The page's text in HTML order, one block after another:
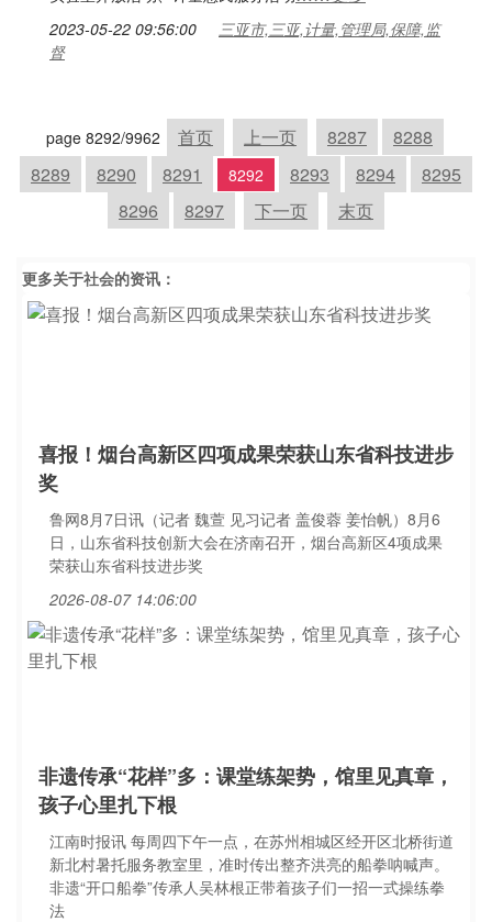
2023-05-22 09:56:00
三亚市,三亚,计量,管理局,保障,监
督
page 8292/9962 首页 上一页 8287
8288
8289
8290 8291 8292 8293 8294
8295
8296
8297 下一页 末页
更多关于社会的资讯：
喜报！烟台高新区四项成果荣获山东省科技进步
奖
鲁网8月7日讯（记者 魏萱 见习记者 盖俊蓉 姜怡帆）8月6
日，山东省科技创新大会在济南召开，烟台高新区4项成果
荣获山东省科技进步奖
2026-08-07 14:06:00
非遗传承“花样”多：课堂练架势，馆里见真章，
孩子心里扎下根
江南时报讯 每周四下午一点，在苏州相城区经开区北桥街道
新北村暑托服务教室里，准时传出整齐洪亮的船拳呐喊声。
非遗“开口船拳”传承人吴林根正带着孩子们一招一式操练拳
法